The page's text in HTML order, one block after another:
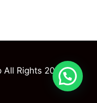
All Rights 2023